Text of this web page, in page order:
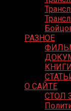
РАЗНОЕ
О САЙТЕ
СТОЛ